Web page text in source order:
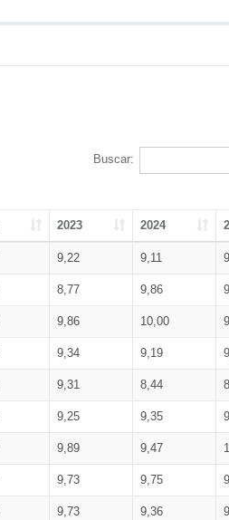
Buscar:
2023 2024
9,22 9,11
8,77 9,86
9,86 10,00
9,34 9,19
9,31 8,44
9,25 9,35
9,89 9,47
9,73 9,75
9,73 9,36